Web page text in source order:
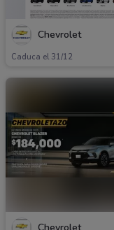
Chevrolet
Caduca el 31/12